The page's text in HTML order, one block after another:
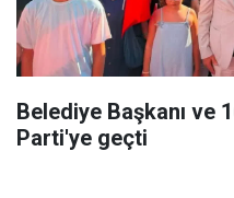
Belediye Başkanı ve
Parti'ye geçti